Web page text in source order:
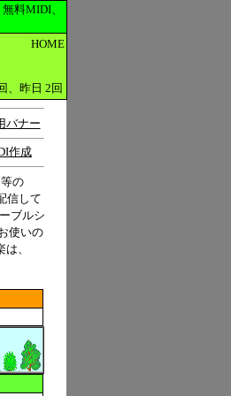
料MIDI、
HOME
、昨日 2 回
バナー
作成
の
信して
ブルシ
使いの
、